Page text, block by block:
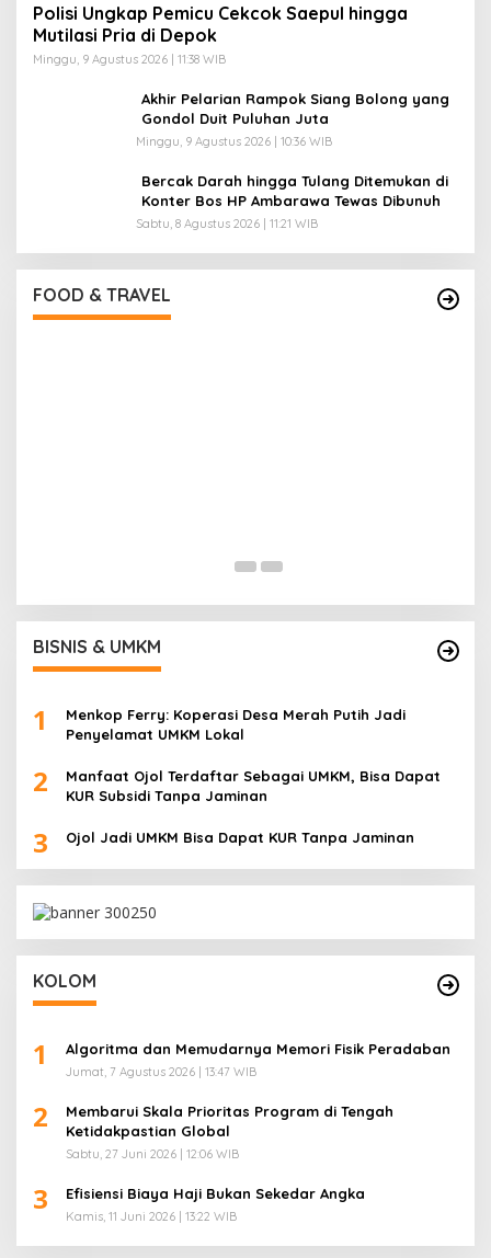
Polisi Ungkap Pemicu Cekcok Saepul hingga
Mutilasi Pria di Depok
Minggu, 9 Agustus 2026 | 11:38 WIB
Akhir Pelarian Rampok Siang Bolong yang
Gondol Duit Puluhan Juta
Minggu, 9 Agustus 2026 | 10:36 WIB
Bercak Darah hingga Tulang Ditemukan di
Konter Bos HP Ambarawa Tewas Dibunuh
Sabtu, 8 Agustus 2026 | 11:21 WIB
FOOD & TRAVEL
BISNIS & UMKM
1
Menkop Ferry: Koperasi Desa Merah Putih Jadi
Penyelamat UMKM Lokal
2
Manfaat Ojol Terdaftar Sebagai UMKM, Bisa Dapat
KUR Subsidi Tanpa Jaminan
3 Ojol Jadi UMKM Bisa Dapat KUR Tanpa Jaminan
KOLOM
1 Algoritma dan Memudarnya Memori Fisik Peradaban
Jumat, 7 Agustus 2026 | 13:47 WIB
2
Membarui Skala Prioritas Program di Tengah
Ketidakpastian Global
Sabtu, 27 Juni 2026 | 12:06 WIB
3 Efisiensi Biaya Haji Bukan Sekedar Angka
Kamis, 11 Juni 2026 | 13:22 WIB